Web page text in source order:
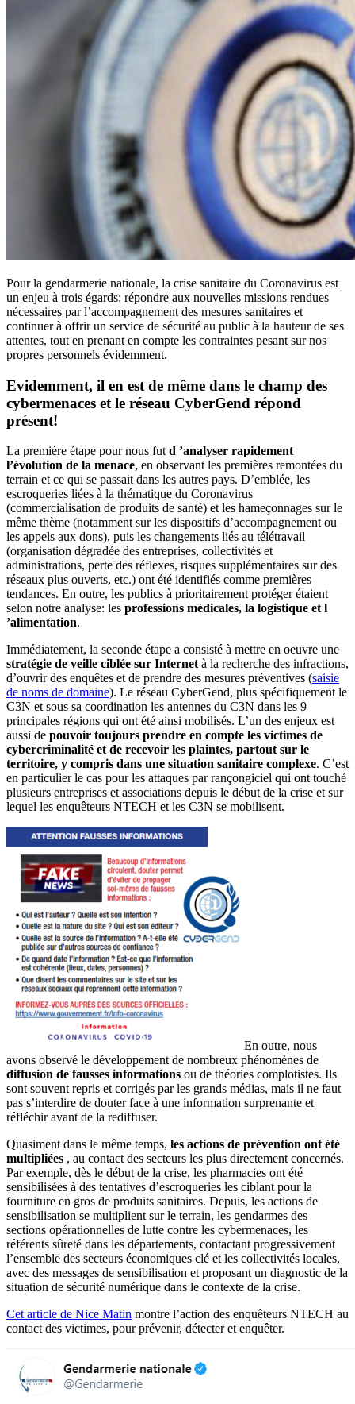
Pour la gendarmerie nationale, la crise sanitaire du Coronavirus est
un enjeu à trois égards: répondre aux nouvelles missions rendues
nécessaires par l’accompagnement des mesures sanitaires et
continuer à offrir un service de sécurité au public à la hauteur de ses
attentes, tout en prenant en compte les contraintes pesant sur nos
propres personnels évidemment.
Evidemment, il en est de même dans le champ des
cybermenaces et le réseau CyberGend répond
présent!
La première étape pour nous fut d ’analyser rapidement
l’évolution de la menace, en observant les premières remontées du
terrain et ce qui se passait dans les autres pays. D’emblée, les
escroqueries liées à la thématique du Coronavirus
(commercialisation de produits de santé) et les hameçonnages sur le
même thème (notamment sur les dispositifs d’accompagnement ou
les appels aux dons), puis les changements liés au télétravail
(organisation dégradée des entreprises, collectivités et
administrations, perte des réflexes, risques supplémentaires sur des
réseaux plus ouverts, etc.) ont été identifiés comme premières
tendances. En outre, les publics à prioritairement protéger étaient
selon notre analyse: les professions médicales, la logistique et l
’alimentation.
Immédiatement, la seconde étape a consisté à mettre en oeuvre une
stratégie de veille ciblée sur Internet à la recherche des infractions,
d’ouvrir des enquêtes et de prendre des mesures préventives (saisie
de noms de domaine). Le réseau CyberGend, plus spécifiquement le
C3N et sous sa coordination les antennes du C3N dans les 9
principales régions qui ont été ainsi mobilisés. L’un des enjeux est
aussi de pouvoir toujours prendre en compte les victimes de
cybercriminalité et de recevoir les plaintes, partout sur le
territoire, y compris dans une situation sanitaire complexe. C’est
en particulier le cas pour les attaques par rançongiciel qui ont touché
plusieurs entreprises et associations depuis le début de la crise et sur
lequel les enquêteurs NTECH et les C3N se mobilisent.
En outre, nous
avons observé le développement de nombreux phénomènes de
diffusion de fausses informations ou de théories complotistes. Ils
sont souvent repris et corrigés par les grands médias, mais il ne faut
pas s’interdire de douter face à une information surprenante et
réfléchir avant de la rediffuser.
Quasiment dans le même temps, les actions de prévention ont été
multipliées , au contact des secteurs les plus directement concernés.
Par exemple, dès le début de la crise, les pharmacies ont été
sensibilisées à des tentatives d’escroqueries les ciblant pour la
fourniture en gros de produits sanitaires. Depuis, les actions de
sensibilisation se multiplient sur le terrain, les gendarmes des
sections opérationnelles de lutte contre les cybermenaces, les
référents sûreté dans les départements, contactant progressivement
l’ensemble des secteurs économiques clé et les collectivités locales,
avec des messages de sensibilisation et proposant un diagnostic de la
situation de sécurité numérique dans le contexte de la crise.
Cet article de Nice Matin montre l’action des enquêteurs NTECH au
contact des victimes, pour prévenir, détecter et enquêter.